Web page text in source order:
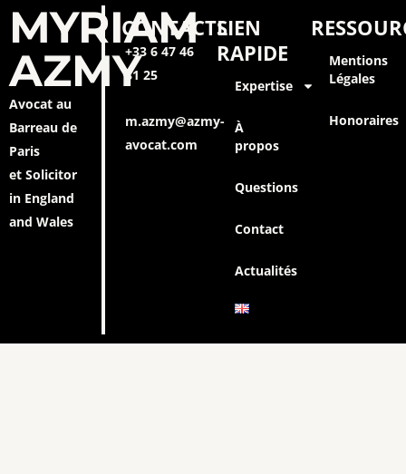
MYRIAM
AZMY
Avocat au
Barreau de
Paris
et Solicitor
in England
and Wales
LIEN
RAPIDE
Expertise
À
propos
Questions
Contact
Actualités
Mentions
Légales
Honoraires
CONTACTS
+33 6 47 46
81 25
m.azmy@azmy-
avocat.com